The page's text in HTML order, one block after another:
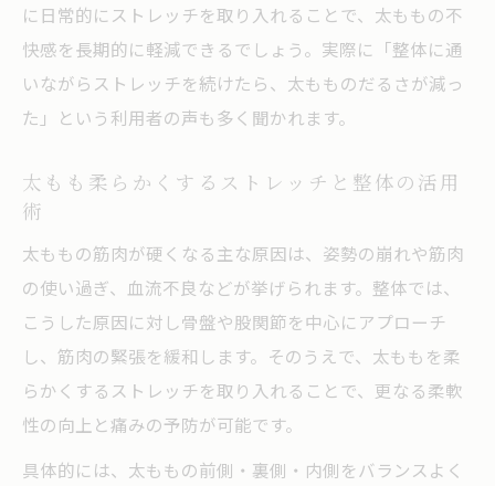
に日常的にストレッチを取り入れることで、太ももの不
快感を長期的に軽減できるでしょう。実際に「整体に通
いながらストレッチを続けたら、太もものだるさが減っ
た」という利用者の声も多く聞かれます。
太もも柔らかくするストレッチと整体の活用
術
太ももの筋肉が硬くなる主な原因は、姿勢の崩れや筋肉
の使い過ぎ、血流不良などが挙げられます。整体では、
こうした原因に対し骨盤や股関節を中心にアプローチ
し、筋肉の緊張を緩和します。そのうえで、太ももを柔
らかくするストレッチを取り入れることで、更なる柔軟
性の向上と痛みの予防が可能です。
具体的には、太ももの前側・裏側・内側をバランスよく